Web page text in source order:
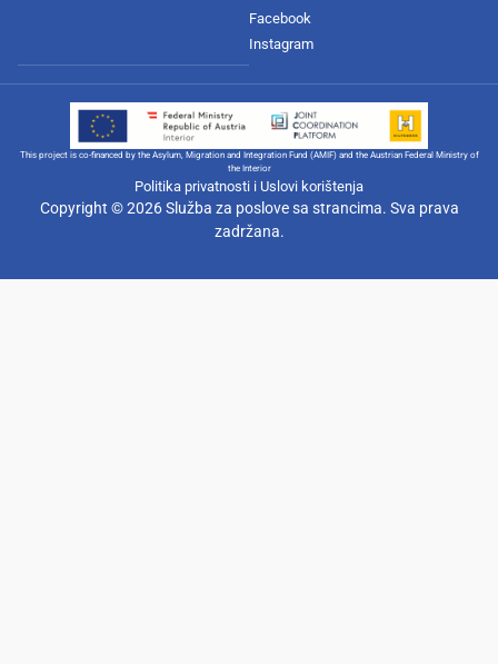
Facebook
Instagram
Politika privatnosti i Uslovi korištenja
Copyright © 2026 Služba za poslove sa strancima. Sva prava
zadržana.
This project is co-financed by the Asylum, Migration and Integration Fund (AMIF) and the Austrian Federal Ministry of
the Interior